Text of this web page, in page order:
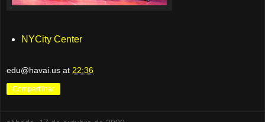
NYCity Center
edu@havai.us at 22:36
Compartilhar